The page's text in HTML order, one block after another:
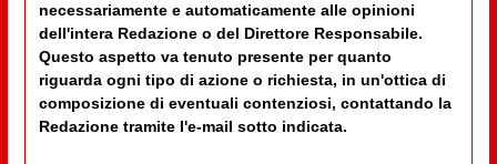
necessariamente e automaticamente alle opinioni
dell'intera Redazione o del Direttore Responsabile.
Questo aspetto va tenuto presente per quanto
riguarda ogni tipo di azione o richiesta, in un'ottica di
composizione di eventuali contenziosi, contattando la
Redazione tramite l'e-mail sotto indicata.